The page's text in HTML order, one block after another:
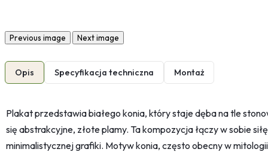
Previous image Next image
Opis Specyfikacja techniczna Montaż
Plakat przedstawia białego konia, który staje dęba na tle
się abstrakcyjne, złote plamy. Ta kompozycja łączy w sobie
minimalistycznej grafiki. Motyw konia, często obecny w